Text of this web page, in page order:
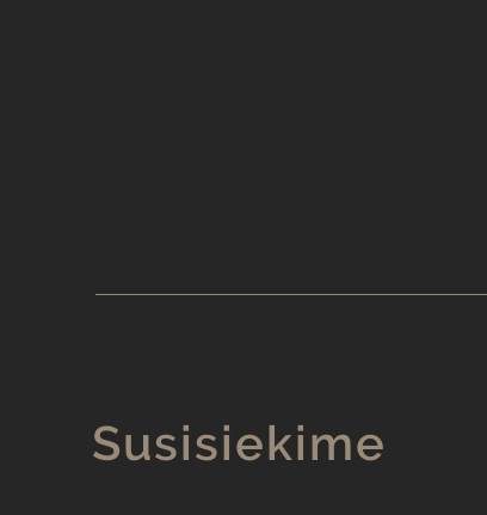
Susisiekime